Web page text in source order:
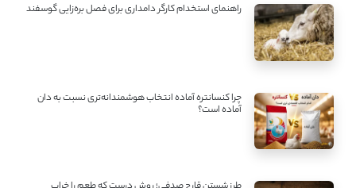
راهنمای استخدام کارگر دامداری برای فصل بره‌زایی گوسفند
چرا کنسانتره آماده انتخاب هوشمندانه‌تری نسبت به دان
آماده است؟